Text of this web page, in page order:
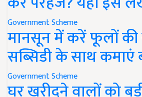
Government Scheme
मानसून में करें फूलों की
सब्सिडी के साथ कमाएं
Government Scheme
घर खरीदने वालों को